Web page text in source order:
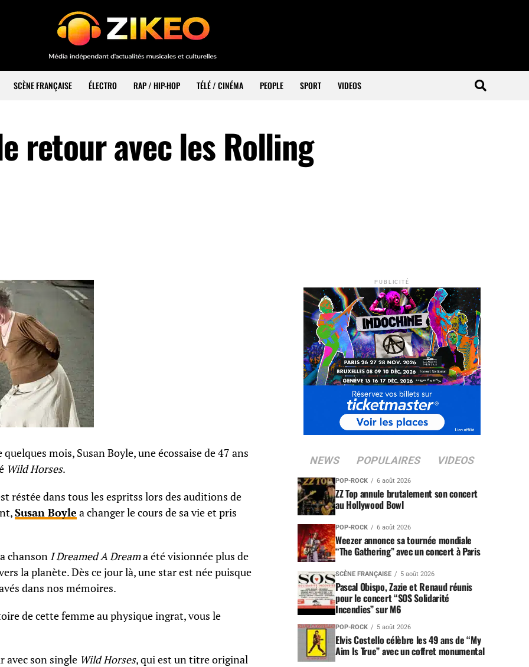
SCÈNE FRANÇAISE ÉLECTRO RAP / HIP-HOP TÉLÉ / CINÉMA PEOPLE SPORT VIDEOS
retour avec les Rolling
mois, Susan Boyle, une écossaise de 47 ans
Wild Horses.
réstée dans tous les espritss lors des auditions de
Susan Boyle a changer le cours de sa vie et pris
chanson I Dreamed A Dreama été visionnée plus de
la planète. Dès ce jour là, une star est née puisque
dans nos mémoires.
de cette femme au physique ingrat, vous le
avec son single Wild Horses, qui est un titre original
PUBLICITÉ
NEWS POPULAIRES VIDEOS
POP-ROCK 6 août 2026
ZZ Top annule brutalement son concert
au Hollywood Bowl
POP-ROCK 6 août 2026
Weezer annonce sa tournée mondiale
“The Gathering” avec un concert à Paris
SCÈNE FRANÇAISE 5 août 2026
Pascal Obispo, Zazie et Renaud réunis
pour le concert “SOS Solidarité
Incendies” sur M6
POP-ROCK 5 août 2026
Elvis Costello célèbre les 49 ans de “My
Aim Is True” avec un coffret monumental